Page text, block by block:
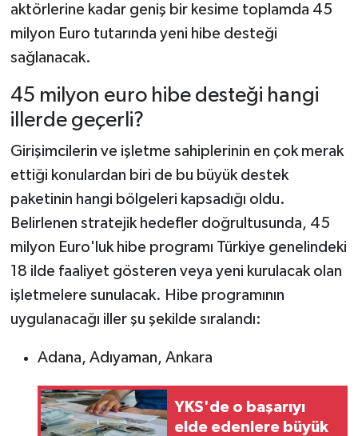
aktörlerine kadar geniş bir kesime toplamda 45
milyon Euro tutarında yeni hibe desteği
sağlanacak.
45 milyon euro hibe desteği hangi
illerde geçerli?
Girişimcilerin ve işletme sahiplerinin en çok merak
ettiği konulardan biri de bu büyük destek
paketinin hangi bölgeleri kapsadığı oldu.
Belirlenen stratejik hedefler doğrultusunda, 45
milyon Euro'luk hibe programı Türkiye genelindeki
18 ilde faaliyet gösteren veya yeni kurulacak olan
işletmelere sunulacak. Hibe programının
uygulanacağı iller şu şekilde sıralandı:
Adana, Adıyaman, Ankara
YKS'de o başarıyı
elde edenlere büyük